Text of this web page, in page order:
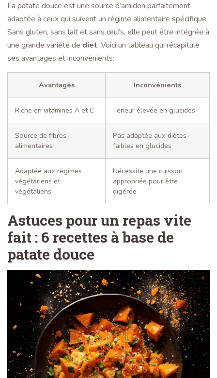
La patate douce est une source d’amidon parfaitement
adaptée à ceux qui suivent un régime alimentaire spécifique.
Sans gluten, sans lait et sans œufs, elle peut être intégrée à
une grande variété de diet. Voici un tableau qui récapitule
ses avantages et inconvénients:
Avantages Inconvénients
Riche en vitamines A et C Teneur élevée en glucides
Source de fibres
alimentaires
Pas adaptée aux diètes
faibles en glucides
Adaptée aux régimes
végétariens et
végétaliens
Nécessite une cuisson
appropriée pour être
digérée
Astuces pour un repas vite
fait : 6 recettes à base de
patate douce